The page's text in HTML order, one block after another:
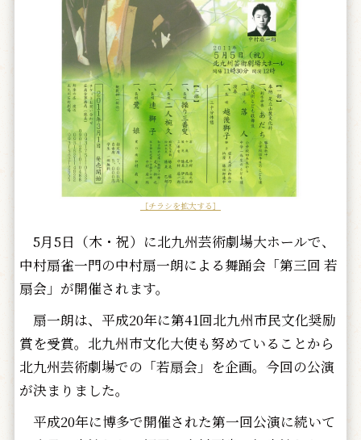
［チラシを拡大する］
5月5日（木・祝）に北九州芸術劇場大ホールで、
中村扇雀一門の中村扇一朗による舞踊会「第三回 若
扇会」が開催されます。
扇一朗は、平成20年に第41回北九州市民文化奨励
賞を受賞。北九州市文化大使も努めていることから
北九州芸術劇場での「若扇会」を企画。今回の公演
が決まりました。
平成20年に博多で開催された第一回公演に続いて